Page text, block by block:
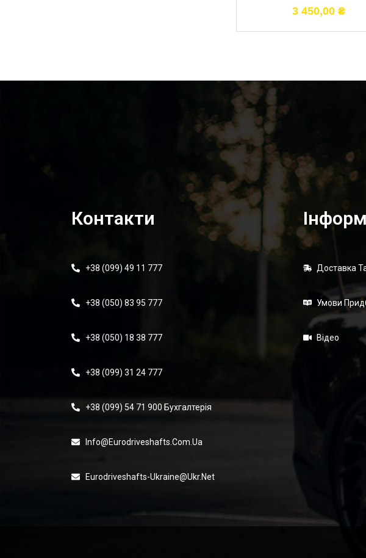
3 450,00 ₴
Контакти
+38 (099) 49 11 777
+38 (050) 83 95 777
+38 (050) 18 38 777
+38 (099) 31 24 777
+38 (099) 54 71 900 Бухгалтерія
Info@eurodriveshafts.com.ua
Eurodriveshafts-Ukraine@ukr.net
Доставка
Умови
Відео